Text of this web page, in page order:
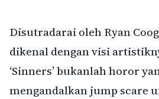
Disutradarai oleh Ryan
dikenal dengan visi
‘Sinners’ bukanlah horor
mengandalkan jump scare